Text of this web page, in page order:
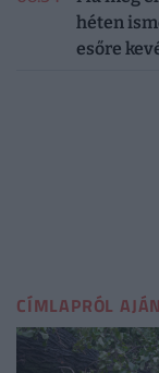
héten
esőre
CÍMLAPRÓL